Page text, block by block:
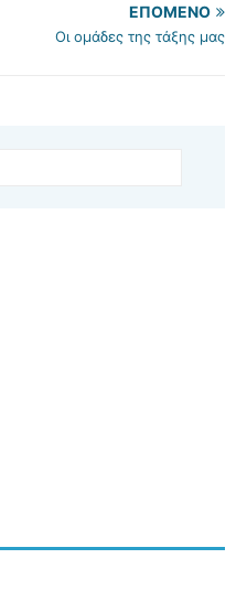
ΕΠΌΜΕΝΟ
Οι ομάδες της τάξης μας